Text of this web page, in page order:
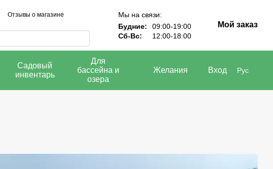
Отзывы о магазине
Мы на связи:
Будние:
09:00-19:00
Сб-Вс:
12:00-18:00
Мой заказ
Садовый
инвентарь
Для
бассейна и
озера
Желания Вход Рус